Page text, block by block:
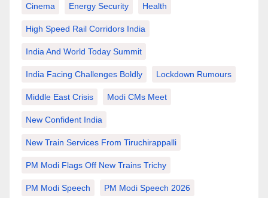
Cinema Energy Security Health
High Speed Rail Corridors India
India And World Today Summit
India Facing Challenges Boldly Lockdown Rumours
Middle East Crisis Modi CMs Meet
New Confident India
New Train Services From Tiruchirappalli
PM Modi Flags Off New Trains Trichy
PM Modi Speech PM Modi Speech 2026